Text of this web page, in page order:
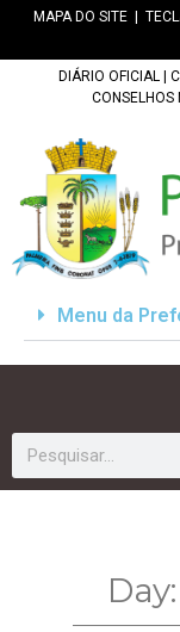
MAPA DO SITE
DIÁRIO OFICIAL
CONSELHOS
Menu da